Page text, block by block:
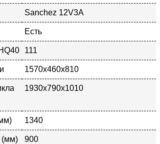
Sanchez 12V3A
Есть
111
1570x460x810
1930x790x1010
1340
(мм) 900